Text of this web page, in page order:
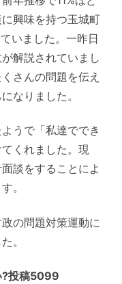
興味を持つ玉城町
いました。一昨日
解説されていまし
さんの問題を伝え
なりました。
うで「私達ででき
くれました。現
談をすることによ
。
の問題対策運動に
。
?投稿5099